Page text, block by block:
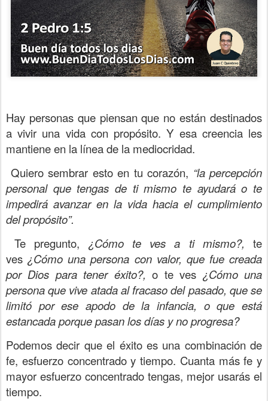
Hay personas que piensan que no están destinados
a vivir una vida con propósito. Y esa creencia les
mantiene en la línea de la mediocridad.
Quiero sembrar esto en tu corazón, “la percepción
personal que tengas de ti mismo te ayudará o te
impedirá avanzar en la vida hacia el cumplimiento
del propósito”.
Te pregunto, ¿Cómo te ves a ti mismo?, te
ves¿Cómo una persona con valor, que fue creada
por Dios para tener éxito?, o te ves ¿Cómo una
persona que vive atada al fracaso del pasado, que se
limitó por ese apodo de la infancia, o que está
estancada porque pasan los días y no progresa?
Podemos decir que el éxito es una combinación de
fe, esfuerzo concentrado y tiempo. Cuanta más fe y
mayor esfuerzo concentrado tengas, mejor usarás el
tiempo.